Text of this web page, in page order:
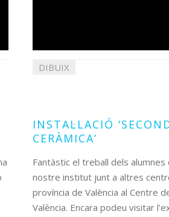
DIBUIX
INSTAL·LACIÓ
CERÀMICA’
Fantàstic el treball dels alumnes
nostre institut junt a altres
província de València al Centre
València. Encara podeu visitar